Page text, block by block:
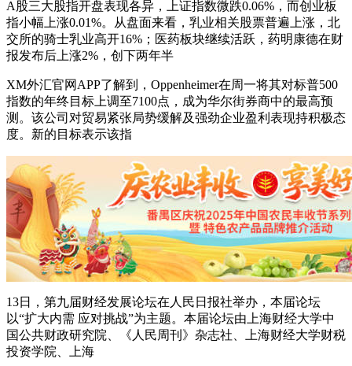
A股三大股指开盘表现各异，上证指数微跌0.06%，而创业板
指小幅上涨0.01%。从盘面来看，乳业相关股票普遍上涨，北
交所的骑士乳业高开16%；医药板块继续活跃，药明康德在财
报发布后上涨2%，创下两年半
XM外汇官网APP了解到，Oppenheimer在周一将其对标普500
指数的年终目标上调至7100点，成为华尔街券商中的最高预
测。该公司对贸易紧张局势缓解及强劲企业盈利表现持积极态
度。新的目标表示该指
13日，第九届财经发展论坛在人民日报社举办，本届论坛
以“扩大内需 应对挑战”为主题。本届论坛由上海财经大学中
国公共财政研究院、《人民周刊》杂志社、上海财经大学财税
投资学院、上海